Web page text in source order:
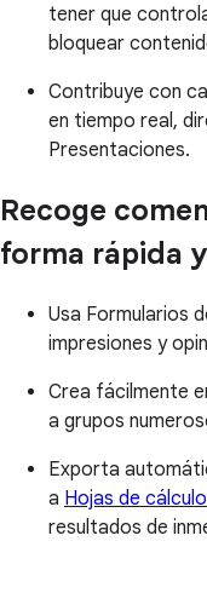
tener que
bloquear
Contribuye con
en tiempo real,
Presentaciones.
Recoge
forma rápida
Usa Formularios
impresiones y
Crea fácilmente
a grupos
Exporta
a Hojas de
resultados de